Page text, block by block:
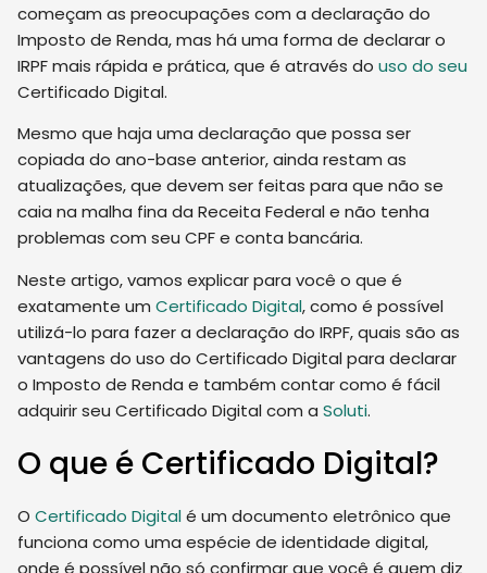
começam as preocupações com a declaração do
Imposto de Renda, mas há uma forma de declarar o
IRPF mais rápida e prática, que é através do uso do seu
Certificado Digital.
Mesmo que haja uma declaração que possa ser
copiada do ano-base anterior, ainda restam as
atualizações,que devem ser feitas para que não se
caia na malha fina da Receita Federal e não tenha
problemas com seu CPF e conta bancária.
Neste artigo, vamos explicar para você o que é
exatamente um Certificado Digital, como é possível
utilizá-lo para fazer a declaração do IRPF, quais são as
vantagens do uso do Certificado Digital para declarar
o Imposto de Renda e também contar como é fácil
adquirir seu Certificado Digital com a Soluti.
O que é Certificado Digital?
O Certificado Digitalé um documento eletrônico que
funciona como uma espécie de identidade digital,
onde é possível não só confirmar que você é quem diz